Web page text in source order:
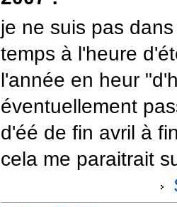
je ne suis pas
temps à l'heure
l'année en heur
éventuellement
d'éé de fin avril à
cela me paraitrait